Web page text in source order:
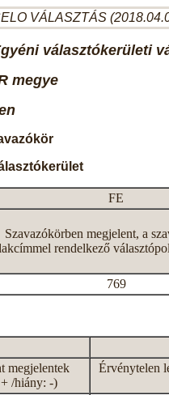
VÁLASZTÁS
választókerületi
megye
FE
Szavazókörben megjelent, a
rendelkező
769
megjelentek
/hiány: -)
Érvénytelen